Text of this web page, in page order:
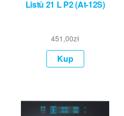
Listů 21 L P2 (At-12S)
451,00zł
Kup